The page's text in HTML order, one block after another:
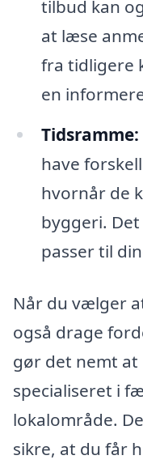
tilbud kan
at læse
fra tidligere
en
Tidsramme:
have
hvornår de
byggeri.
passer til
Når du vælger
også drage
gør det nemt
specialiseret i
lokalområde.
sikre, at du får